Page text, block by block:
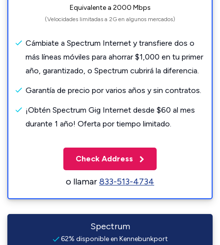
Equivalente a 2000 Mbps
(Velocidades limitadas a 2G en algunos mercados)
Cámbiate a Spectrum Internet y transfiere dos o
más líneas móviles para ahorrar $1,000 en tu primer
año, garantizado, o Spectrum cubrirá la diferencia.
Garantía de precio por varios años y sin contratos.
¡Obtén Spectrum Gig Internet desde $60 al mes
durante 1 año! Oferta por tiempo limitado.
Check Address
o llamar833-513-4734
Spectrum
62% disponible en Kennebunkport